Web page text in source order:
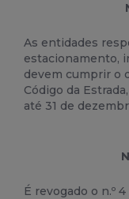
As entidades
estacionamento,
devem cumprir o
Código da
até 31 de
É revogado o n.º